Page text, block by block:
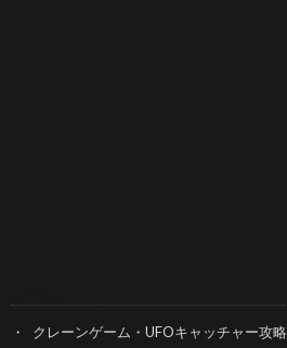
クレーンゲーム・UFOキャッチャー攻略